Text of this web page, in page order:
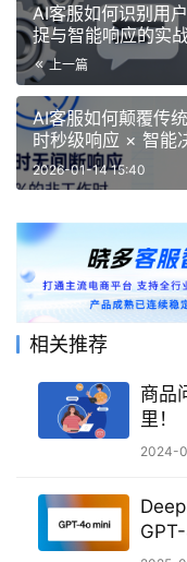
AI客服如何识别用
捉与智能响应的实
的核心路径
上一篇
AI客服如何颠覆传
时秒级响应 × 智能
破重塑客服新范式
2026-01-14 15:40
相关推荐
商品
里！
2024-
样？